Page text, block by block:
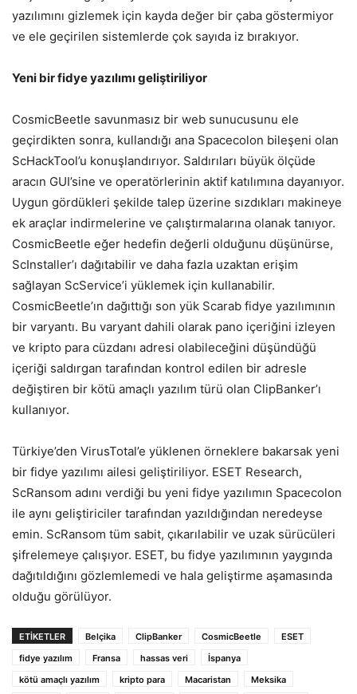
yazılımını gizlemek için kayda değer bir çaba göstermiyor
ve ele geçirilen sistemlerde çok sayıda iz bırakıyor.
Yeni bir fidye yazılımı geliştiriliyor
CosmicBeetle savunmasız bir web sunucusunu ele
geçirdikten sonra, kullandığı ana Spacecolon bileşeni olan
ScHackTool’u konuşlandırıyor. Saldırıları büyük ölçüde
aracın GUI’sine ve operatörlerinin aktif katılımına dayanıyor.
Uygun gördükleri şekilde talep üzerine sızdıkları makineye
ek araçlar indirmelerine ve çalıştırmalarına olanak tanıyor.
CosmicBeetle eğer hedefin değerli olduğunu düşünürse,
ScInstaller’ı dağıtabilir ve daha fazla uzaktan erişim
sağlayan ScService’i yüklemek için kullanabilir.
CosmicBeetle’ın dağıttığı son yük Scarab fidye yazılımının
bir varyantı. Bu varyant dahili olarak pano içeriğini izleyen
ve kripto para cüzdanı adresi olabileceğini düşündüğü
içeriği saldırgan tarafından kontrol edilen bir adresle
değiştiren bir kötü amaçlı yazılım türü olan ClipBanker’ı
kullanıyor.
Türkiye’den VirusTotal’e yüklenen örneklere bakarsak yeni
bir fidye yazılımı ailesi geliştiriliyor. ESET Research,
ScRansom adını verdiği bu yeni fidye yazılımın Spacecolon
ile aynı geliştiriciler tarafından yazıldığından neredeyse
emin. ScRansom tüm sabit, çıkarılabilir ve uzak sürücüleri
şifrelemeye çalışıyor. ESET, bu fidye yazılımının yaygında
dağıtıldığını gözlemlemedi ve hala geliştirme aşamasında
olduğu görülüyor.
ETIKETLER Belçika ClipBanker CosmicBeetle
ESET
fidye yazılım
Fransa hassas veri
İspanya
kötü amaçlı yazılım
kripto para Macaristan
Meksika